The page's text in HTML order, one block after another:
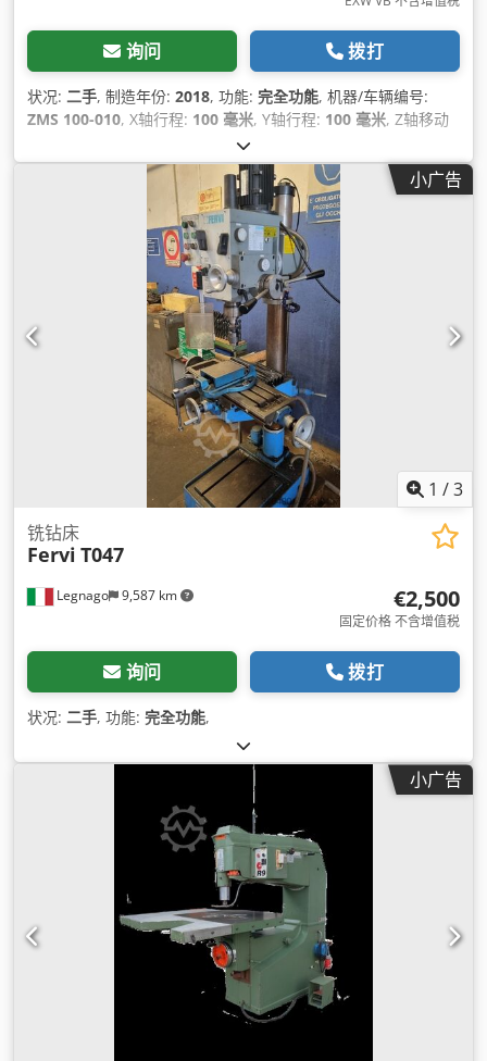
询问 拨打
状况: 二手, 制造年份: 2018, 功能: 完全功能, 机器/车辆编号:
ZMS 100-010, X轴行程: 100 毫米, Y轴行程: 100 毫米, Z轴移动
30 米/分钟
分钟, Z轴进给速度:30 米/分钟, 主轴速度（最大）:75,000 转/
2,040 毫米 , 总宽度: 770 毫米 , 总长度: 1,100 毫米
300 毫米 , 桌面长度:300 毫米, 桌高:
, 总重量:1,250 千克, 输入电压:
文档 / 手册,
小广告
1 /3
Legnago 9,587 km
铣钻床
Fervi T047
€2,500
固定价格 不含增值税
询问 拨打
状况: 二手, 功能: 完全功能,
小广告